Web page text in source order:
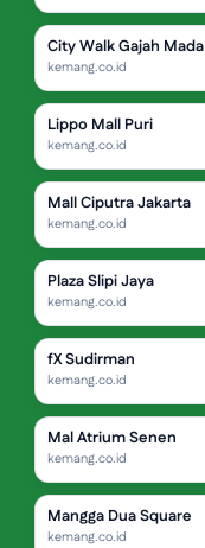
City Walk Gajah Mada
kemang.co.id
Lippo Mall Puri
kemang.co.id
Mall Ciputra Jakarta
kemang.co.id
Plaza Slipi Jaya
kemang.co.id
fX Sudirman
kemang.co.id
Mal Atrium Senen
kemang.co.id
Mangga Dua Square
kemang.co.id